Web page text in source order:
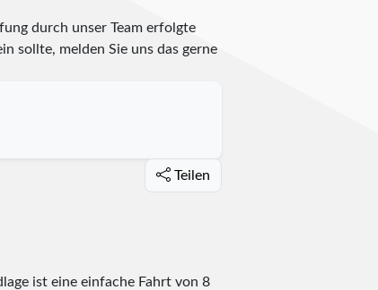
durch unser Team erfolgte
sollte, melden Sie uns das gerne
Teilen
ist eine einfache Fahrt von 8